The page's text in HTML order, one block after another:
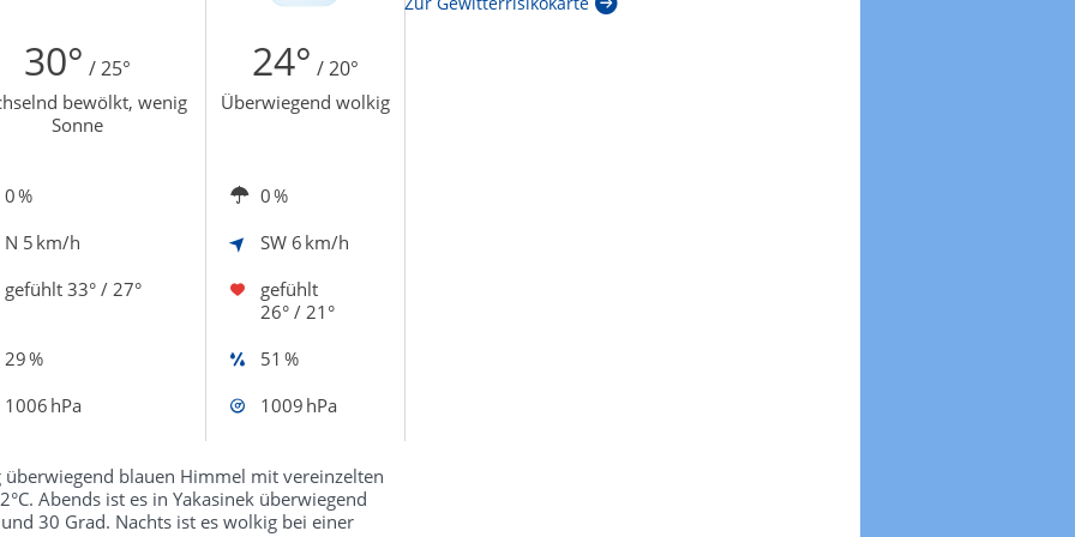
30° / 25° 24° / 20°
bewölkt, wenig
Sonne
Überwiegend wolkig
0 %
0 %
N 5 km/h SW 6 km/h
gefühlt 33° / 27°
gefühlt
26° / 21°
29 %
51 %
1006 hPa
1009 hPa
blauen Himmel mit vereinzelten
Abends ist es in Yakasinek überwiegend
30 Grad. Nachts ist es wolkig bei einer